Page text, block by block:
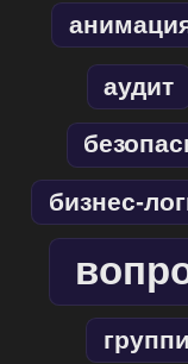
аудит
бизнес-